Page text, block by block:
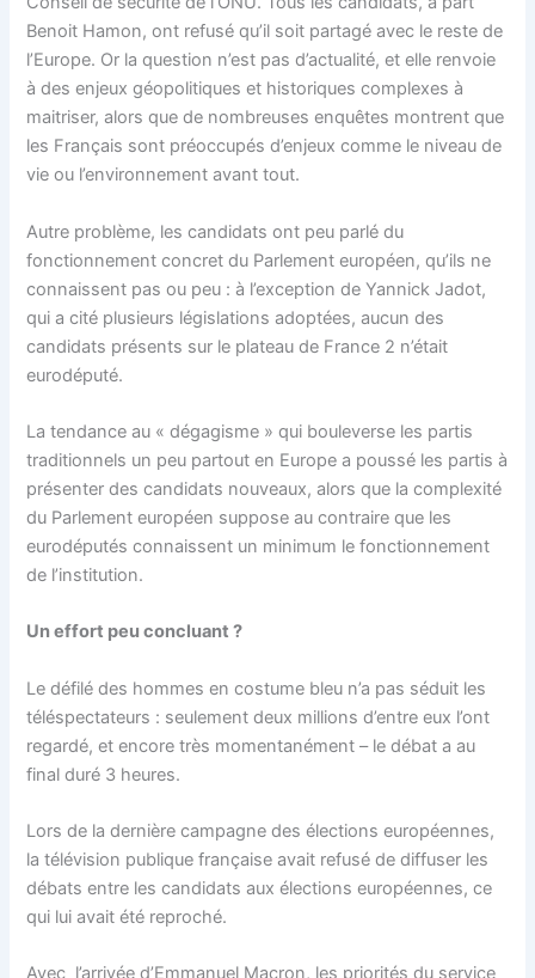
Benoit Hamon, ont refusé qu’il soit partagé avec le reste de
l’Europe. Or la question n’est pas d’actualité, et elle renvoie
à des enjeux géopolitiques et historiques complexes à
maitriser, alors que de nombreuses enquêtes montrent que
les Français sont préoccupés d’enjeux comme le niveau de
vie ou l’environnement avant tout.
Autre problème, les candidats ont peu parlé du
fonctionnement concret du Parlement européen, qu’ils ne
connaissent pas ou peu : à l’exception de Yannick Jadot,
qui a cité plusieurs législations adoptées, aucun des
candidats présents sur le plateau de France 2 n’était
eurodéputé.
La tendance au « dégagisme » qui bouleverse les partis
traditionnels un peu partout en Europe a poussé les partis à
présenter des candidats nouveaux, alors que la complexité
du Parlement européen suppose au contraire que les
eurodéputés connaissent un minimum le fonctionnement
de l’institution.
Un effort peu concluant ?
Le défilé des hommes en costume bleu n’a pas séduit les
téléspectateurs : seulement deux millions d’entre eux l’ont
regardé, et encore très momentanément – le débat a au
final duré 3 heures.
Lors de la dernière campagne des élections européennes,
la télévision publique française avait refusé de diffuser les
débats entre les candidats aux élections européennes, ce
qui lui avait été reproché.
Avec l’arrivée d’Emmanuel Macron, les priorités du service